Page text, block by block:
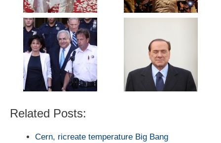
Related Posts:
Cern, ricreate temperature Big Bang